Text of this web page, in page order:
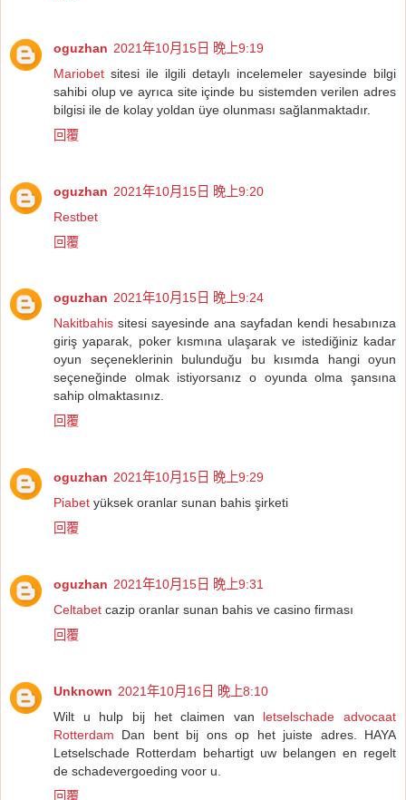
oguzhan 2021年10月15日 晚上9:19
Mariobet sitesi ile ilgili detaylı incelemeler sayesinde bilgi
sahibi olup ve ayrıca site içinde bu sistemden verilen adres
bilgisi ile de kolay yoldan üye olunması sağlanmaktadır.
回覆
oguzhan 2021年10月15日 晚上9:20
Restbet
回覆
oguzhan 2021年10月15日 晚上9:24
Nakitbahis sitesi sayesinde ana sayfadan kendi hesabınıza
giriş yaparak, poker kısmına ulaşarak ve istediğiniz kadar
oyun seçeneklerinin bulunduğu bu kısımda hangi oyun
seçeneğinde olmak istiyorsanız o oyunda olma şansına
sahip olmaktasınız.
回覆
oguzhan 2021年10月15日 晚上9:29
Piabet yüksek oranlar sunan bahis şirketi
回覆
oguzhan 2021年10月15日 晚上9:31
Celtabet cazip oranlar sunan bahis ve casino firması
回覆
Unknown 2021年10月16日 晚上8:10
Wilt u hulp bij het claimen van letselschade advocaat
Rotterdam Dan bent bij ons op het juiste adres. HAYA
Letselschade Rotterdam behartigt uw belangen en regelt
de schadevergoeding voor u.
回覆